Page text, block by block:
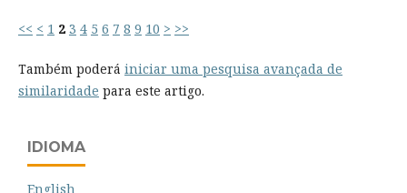
<< < 1 2 3 4 5 6 7 8 9 10 > >>
Também poderá iniciar uma pesquisa avançada de
similaridade para este artigo.
IDIOMA
English